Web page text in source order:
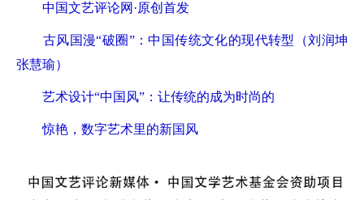
中国文艺评论网·原创首发
古风国漫“破圈”：中国传统文化的现代转型（刘润坤
张慧瑜）
艺术设计“中国风”：让传统的成为时尚的
惊艳，数字艺术里的新国风